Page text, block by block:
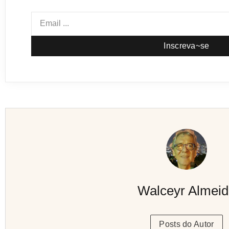
Inscreva~se
Walceyr
Posts do Autor